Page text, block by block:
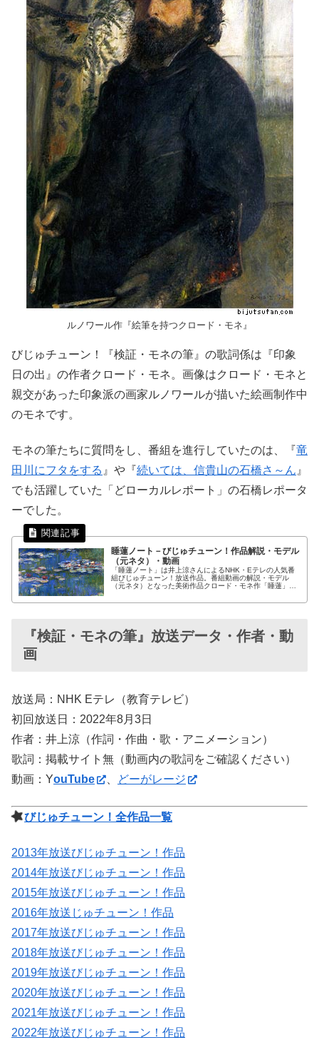
ルノワール作『絵筆を持つクロード・モネ』
びじゅチューン！『検証・モネの筆』の歌詞係は『印象
日の出』の作者クロード・モネ。画像はクロード・モネと
親交があった印象派の画家ルノワールが描いた絵画制作中
のモネです。
モネの筆たちに質問をし、番組を進行していたのは、『竜
田川にフタをする 』や『続いては、信貴山の石橋さ～ん 』
でも活躍していた「どローカルレポート」の石橋レポータ
ーでした。
睡蓮ノート－びじゅチューン！作品解説・モデル
（元ネタ）・動画
「睡蓮ノート」は井上涼さんによるNHK・Eテレの人気番
組びじゅチューン！放送作品。番組動画の解説・モデル
（元ネタ）となった美術作品クロード・モネ作「睡蓮」・
『検証・モネの筆』放送データ・作者・動
画
放送局：NHK Eテレ（教育テレビ）
初回放送日：2022年8月3日
作者：井上涼（作詞・作曲・歌・アニメーション）
歌詞：掲載サイト無（動画内の歌詞をご確認ください）
動画：YouTube どーがレージ
びじゅチューン！全作品一覧
2013年放送びじゅチューン！作品
2014年放送びじゅチューン！作品
2015年放送びじゅチューン！作品
2016年放送じゅチューン！作品
2017年放送びじゅチューン！作品
2018年放送びじゅチューン！作品
2019年放送びじゅチューン！作品
2020年放送びじゅチューン！作品
2021年放送びじゅチューン！作品
2022年放送びじゅチューン！作品